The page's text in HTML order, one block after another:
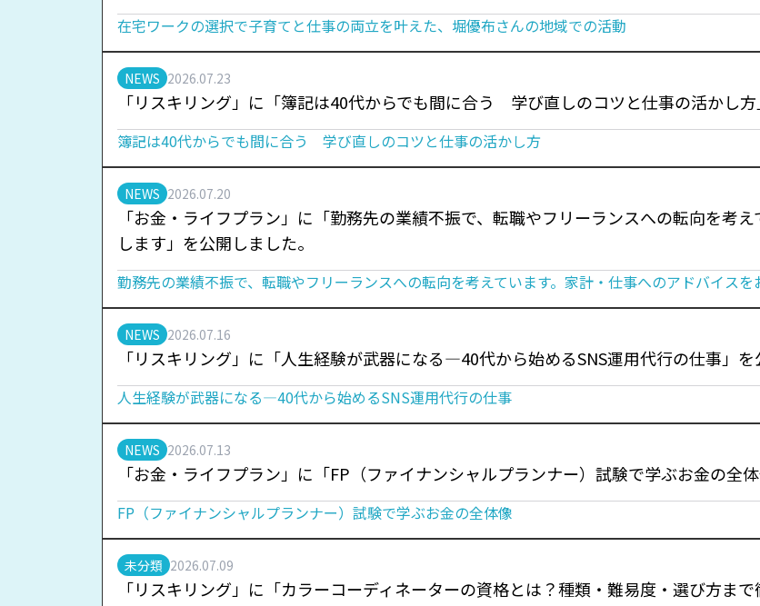
在宅ワークの選択で子育てと仕事の両立を叶えた、堀優布さんの地域での活動
NEWS 2026.07.23
「リスキリング」に「簿記は40代からでも間に合う 学び直しのコツと仕事の活かし方
簿記は40代からでも間に合う 学び直しのコツと仕事の活かし方
NEWS 2026.07.20
「お金・ライフプラン」に「勤務先の業績不振で、転職やフリーランスへの転向を考
します」を公開しました。
勤務先の業績不振で、転職やフリーランスへの転向を考えています。家計・仕事へのアドバイスを
NEWS 2026.07.16
「リスキリング」に「人生経験が武器になる―40代から始めるSNS運用代行の仕事」を
人生経験が武器になる―40代から始めるSNS運用代行の仕事
NEWS 2026.07.13
「お金・ライフプラン」に「FP（ファイナンシャルプランナー）試験で学ぶお金の全
FP（ファイナンシャルプランナー）試験で学ぶお金の全体像
未分類 2026.07.09
「リスキリング」に「カラーコーディネーターの資格とは？種類・難易度・選び方まで